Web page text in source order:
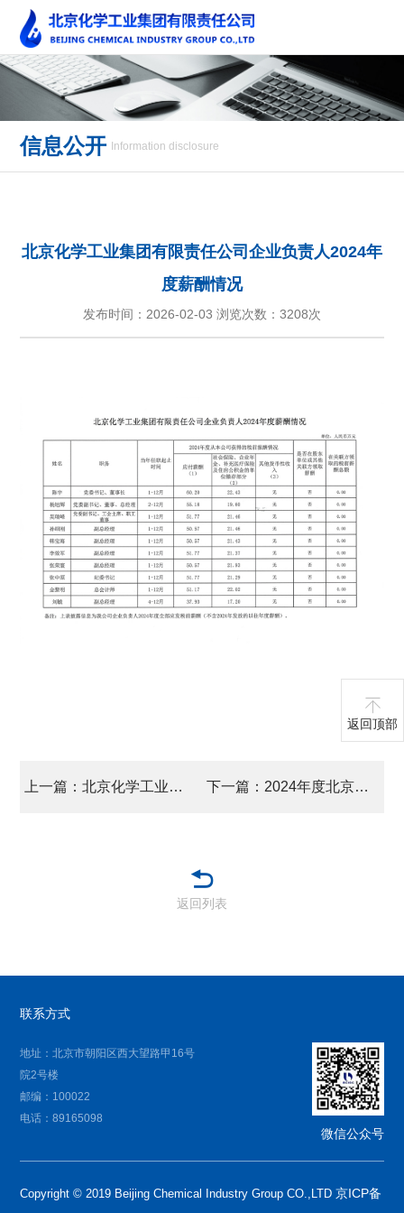
信息公开 Information disclosure
北京化学工业集团有限责任公司企业负责人2024年
度薪酬情况
发布时间：2026-02-03 浏览次数： 3208次
上一篇：北京化学工业集团有限责任公司2026年财政预算信息 下一篇：2024年度北京化工集团社会责任报告
返回列表
返回顶部
联系方式
地址：北京市朝阳区西大望路甲16号
院2号楼
邮编：100022
电话：89165098
微信公众号
Copyright © 2019 Beijing Chemical Industry Group CO.,LTD京ICP备